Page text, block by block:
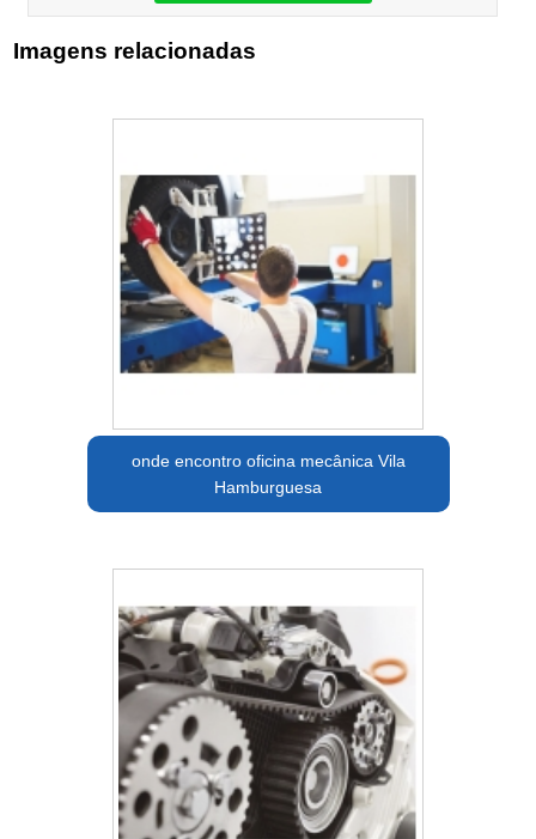
Imagens relacionadas
onde encontro oficina mecânica Vila
Hamburguesa